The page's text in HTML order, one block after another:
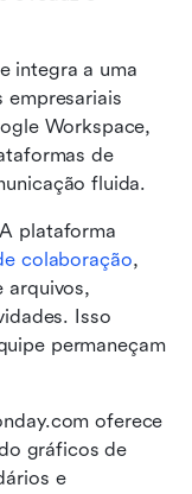
integra a uma
empresariais
Workspace,
de
fluida.
A plataforma
colaboração,
arquivos,
Isso
permaneçam
oferece
gráficos de
e